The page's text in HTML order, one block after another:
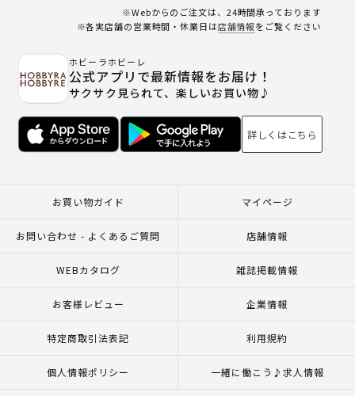
※Webからのご注文は、24時間承っております
※各実店舗の営業時間・休業日は店舗情報をご覧ください
ホビーラホビーレ
公式アプリで最新情報をお届け！
サクサク見られて、楽しいお買い物♪
詳しくはこちら
お買い物ガイド マイページ
お問い合わせ - よくあるご質問 店舗情報
WEBカタログ 雑誌掲載情報
お客様レビュー 企業情報
特定商取引法表記 利用規約
個人情報ポリシー 一緒に働こう♪求人情報